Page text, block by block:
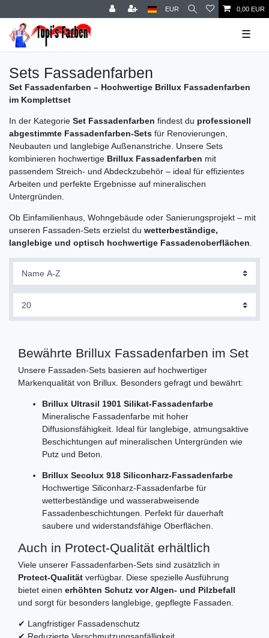
EUR 0,00 EUR
☰
Sets Fassadenfarben
Set Fassadenfarben – Hochwertige Brillux Fassadenfarben
im Komplettset
In der Kategorie Set Fassadenfarben findest du professionell
abgestimmte Fassadenfarben-Sets für Renovierungen,
Neubauten und langlebige Außenanstriche. Unsere Sets
kombinieren hochwertige Brillux Fassadenfarben mit
passendem Streich- und Abdeckzubehör – ideal für effizientes
Arbeiten und perfekte Ergebnisse auf mineralischen
Untergründen.
Ob Einfamilienhaus, Wohngebäude oder Sanierungsprojekt – mit
unseren Fassaden-Sets erzielst du wetterbeständige,
langlebige und optisch hochwertige Fassadenoberflächen
Bewährte Brillux Fassadenfarben im Set
Unsere Fassaden-Sets basieren auf hochwertiger
Markenqualität von Brillux. Besonders gefragt und bewährt:
Brillux Ultrasil 1901 Silikat-Fassadenfarbe
Mineralische Fassadenfarbe mit hoher
Diffusionsfähigkeit. Ideal für langlebige, atmungsaktive
Beschichtungen auf mineralischen Untergründen wie
Putz und Beton.
Brillux Secolux 918 Siliconharz-Fassadenfarbe
Hochwertige Siliconharz-Fassadenfarbe für
wetterbeständige und wasserabweisende
Fassadenbeschichtungen. Perfekt für dauerhaft
saubere und widerstandsfähige Oberflächen.
Auch in Protect-Qualität erhältlich
Viele unserer Fassadenfarben-Sets sind zusätzlich in
Protect-Qualität verfügbar. Diese spezielle Ausführung
bietet einen erhöhten Schutz vor Algen- und Pilzbefall
und sorgt für besonders langlebige, gepflegte Fassaden.
✔ Langfristiger Fassadenschutz
✔ Reduzierte Verschmutzungsanfälligkeit